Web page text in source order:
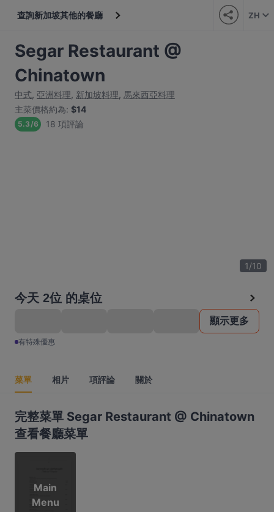
查詢新加坡其他的餐廳 ZH
Segar Restaurant @
Chinatown
中式, 亞洲料理, 新加坡料理, 馬來西亞料理
主菜價格約為: $14
5.3/6 18 項評論
1/10
今天 2位 的桌位
顯示更多
有特殊優惠
菜單 相片 項評論 關於
完整菜單 Segar Restaurant @ Chinatown
查看餐廳菜單
Main
Menu